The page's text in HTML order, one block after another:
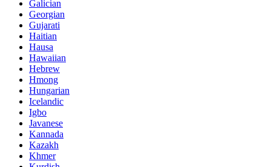
Galician
Georgian
Gujarati
Haitian
Hausa
Hawaiian
Hebrew
Hmong
Hungarian
Icelandic
Igbo
Javanese
Kannada
Kazakh
Khmer